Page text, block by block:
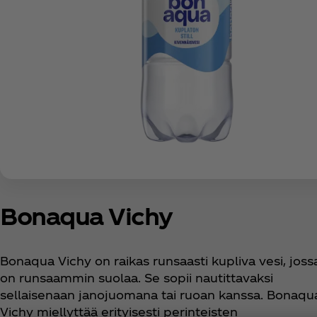
Bonaqua Vichy
Bonaqua Vichy on raikas runsaasti kupliva vesi,
on runsaammin suolaa. Se sopii nautittavaksi
sellaisenaan janojuomana tai ruoan kanssa.
Vichy miellyttää erityisesti perinteisten